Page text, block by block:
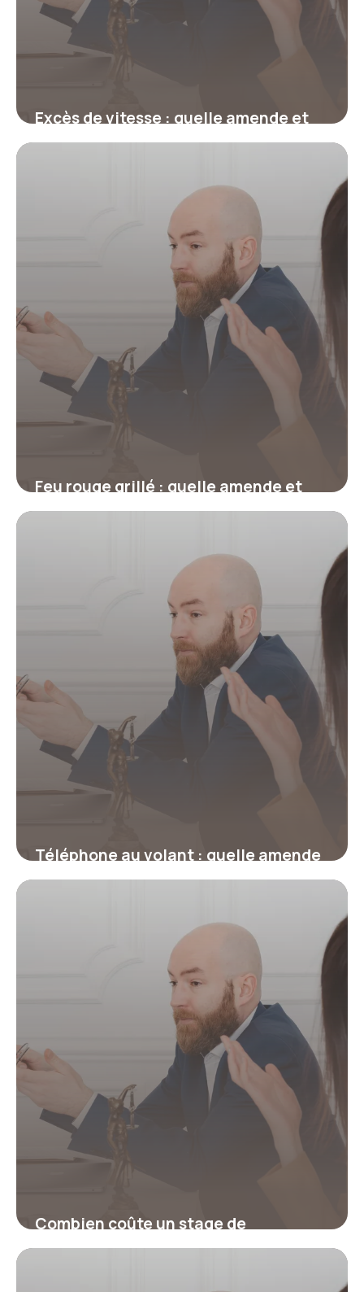
Excès de vitesse : quelle amende et
combien de points selon le
Feu rouge grillé : quelle amende et
combien de points ?
Téléphone au volant : quelle amende
et combien de points ?
Combien coûte un stage de
récupération de points ?